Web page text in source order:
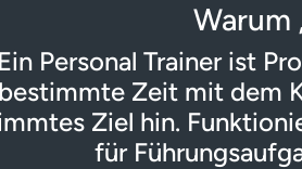
Warum
Ein Personal Trainer ist
bestimmte Zeit mit dem
Ziel hin.
für